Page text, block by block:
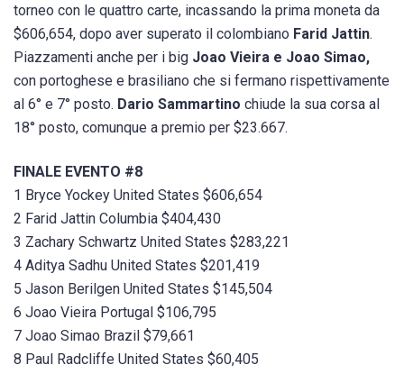
torneo con le quattro carte, incassando la prima moneta da
$606,654, dopo aver superato il colombiano Farid Jattin.
Piazzamenti anche per i big Joao Vieira e Joao Simao,
con portoghese e brasiliano che si fermano rispettivamente
al 6° e 7° posto. Dario Sammartino chiude la sua corsa al
18° posto, comunque a premio per $23.667.
FINALE EVENTO #8
1 Bryce Yockey United States $606,654
2 Farid Jattin Columbia $404,430
3 Zachary Schwartz United States $283,221
4 Aditya Sadhu United States $201,419
5 Jason Berilgen United States $145,504
6 Joao Vieira Portugal $106,795
7 Joao Simao Brazil $79,661
8 Paul Radcliffe United States $60,405